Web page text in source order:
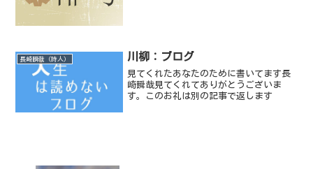
長崎瞬哉（詩人） 川柳：ブログ
見てくれたあなたのために書いてます長
崎瞬哉見てくれてありがとうございま
す。このお礼は別の記事で返します